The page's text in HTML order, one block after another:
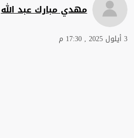
مهدي مبارك عبد الله
3 أيلول 2025 , 17:30 م